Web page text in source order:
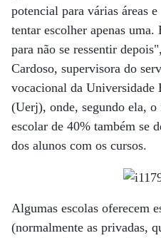
potencial para várias áreas
tentar escolher apenas
para não se ressentir
Cardoso, supervisora do
vocacional da Universidade
(Uerj), onde, segundo ela,
escolar de 40% também se
dos alunos com os cursos.
Algumas escolas oferecem
(normalmente as privadas,